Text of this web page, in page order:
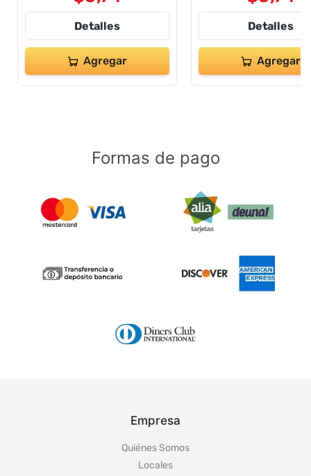
Detalles
Agregar
Detalles
Agregar
Formas de pago
Empresa
Quiénes Somos
Locales